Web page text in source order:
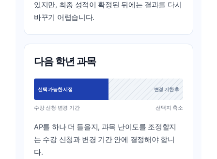
있지만, 최종 성적이 확정된 뒤에는 결과를 다시
바꾸기 어렵습니다.
다음 학년 과목
선택 가능한 시점 변경 기한 후
수강 신청·변경 기간 선택지 축소
AP를 하나 더 들을지, 과목 난이도를 조정할지
는 수강 신청과 변경 기간 안에 결정해야 합니
다.